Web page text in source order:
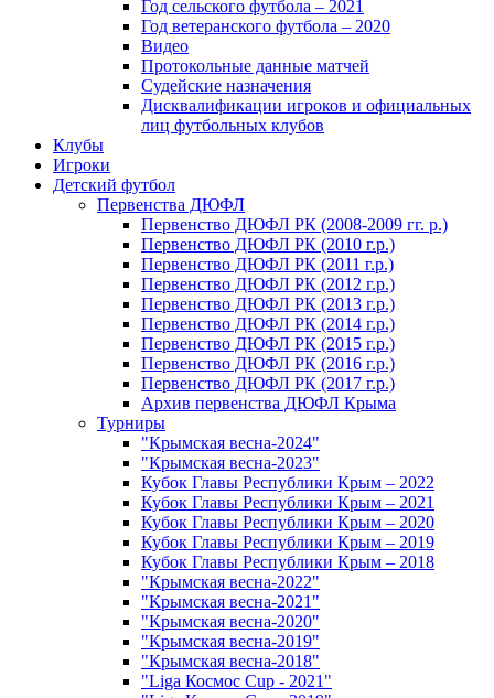
Год сельского футбола – 2021
Год ветеранского футбола – 2020
Видео
Протокольные данные матчей
Судейские назначения
Дисквалификации игроков и официальных
лиц футбольных клубов
Клубы
Игроки
Детский футбол
Первенства ДЮФЛ
Первенство ДЮФЛ РК (2008-2009 гг. р.)
Первенство ДЮФЛ РК (2010 г.р.)
Первенство ДЮФЛ РК (2011 г.р.)
Первенство ДЮФЛ РК (2012 г.р.)
Первенство ДЮФЛ РК (2013 г.р.)
Первенство ДЮФЛ РК (2014 г.р.)
Первенство ДЮФЛ РК (2015 г.р.)
Первенство ДЮФЛ РК (2016 г.р.)
Первенство ДЮФЛ РК (2017 г.р.)
Архив первенства ДЮФЛ Крыма
Турниры
"Крымская весна-2024"
"Крымская весна-2023"
Кубок Главы Республики Крым – 2022
Кубок Главы Республики Крым – 2021
Кубок Главы Республики Крым – 2020
Кубок Главы Республики Крым – 2019
Кубок Главы Республики Крым – 2018
"Крымская весна-2022"
"Крымская весна-2021"
"Крымская весна-2020"
"Крымская весна-2019"
"Крымская весна-2018"
"Liga Космос Cup - 2021"